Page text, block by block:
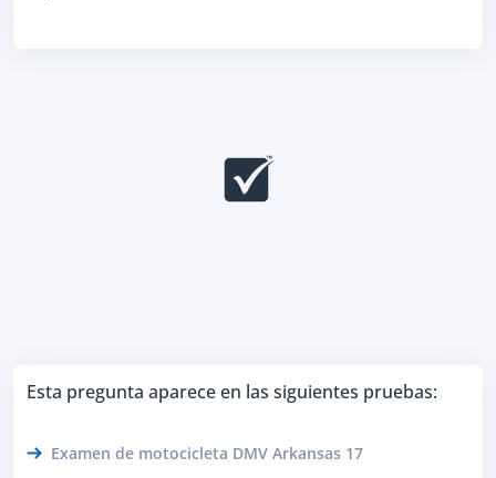
Esta pregunta aparece en las siguientes pruebas:
Examen de motocicleta DMV Arkansas 17